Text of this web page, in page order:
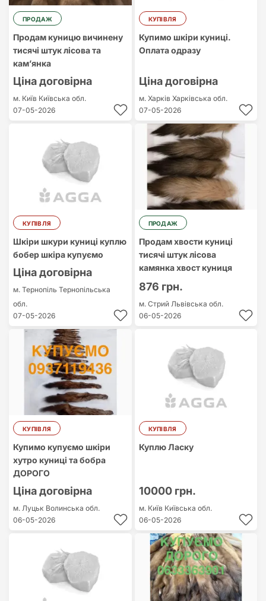
ПРОДАЖ
Продам куницю вичинену
тисячі штук лісова та
камʼянка
Ціна договірна
м. Київ Київська обл.
07-05-2026
КУПІВЛЯ
Купимо шкіри куниці.
Оплата одразу
Ціна договірна
м. Харків Харківська обл.
07-05-2026
КУПІВЛЯ
Шкіри шкури куниці куплю
бобер шкіра купуємо
Ціна договірна
м. Тернопіль Тернопільська
обл.
07-05-2026
ПРОДАЖ
Продам хвости куниці
тисячі штук лісова
камянка хвост куниця
876 грн.
м. Стрий Львівська обл.
06-05-2026
КУПІВЛЯ
Купимо купуємо шкіри
хутро куниці та бобра
ДОРОГО
Ціна договірна
м. Луцьк Волинська обл.
06-05-2026
КУПІВЛЯ
Куплю Ласку
10000 грн.
м. Київ Київська обл.
06-05-2026